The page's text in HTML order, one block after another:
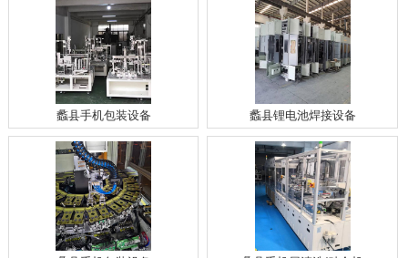
蠡县手机包装设备 蠡县锂电池焊接设备